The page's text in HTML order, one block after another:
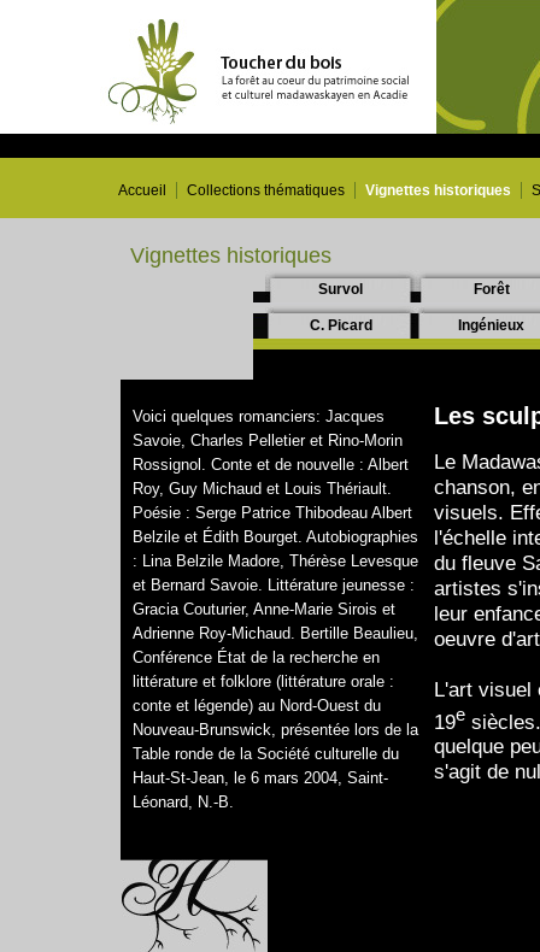
Accueil Collections thématiques Vignettes historiques
Vignettes historiques
Survol Forêt
C. Picard Ingénieux
Voici quelques romanciers: Jacques
Savoie, Charles Pelletier et Rino-Morin
Rossignol. Conte et de nouvelle : Albert
Roy, Guy Michaud et Louis Thériault.
Poésie : Serge Patrice Thibodeau Albert
Belzile et Édith Bourget. Autobiographies
: Lina Belzile Madore, Thérèse Levesque
et Bernard Savoie. Littérature jeunesse :
Gracia Couturier, Anne-Marie Sirois et
Adrienne Roy-Michaud. Bertille Beaulieu,
Conférence État de la recherche en
littérature et folklore (littérature orale :
conte et légende) au Nord-Ouest du
Nouveau-Brunswick, présentée lors de la
Table ronde de la Société culturelle du
Haut-St-Jean, le 6 mars 2004, Saint-
Léonard, N.-B.
Les
Le
chanson,
visuels.
l'échelle
du fleuve
artistes
leur
oeuvre
L'art visuel
19e
quelque
s'agit de